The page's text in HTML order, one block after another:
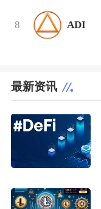
8 ADI
最新资讯